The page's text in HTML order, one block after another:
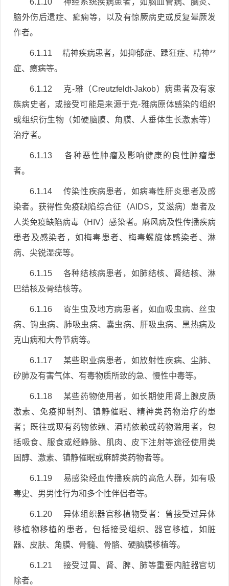
6.1.10 神经系统疾病患者，如脑血管病、脑炎、
脑外伤后遗症、癫痫等，以及有惊厥病史或反复晕厥发
作者。
6.1.11 精神疾病患者，如抑郁症、躁狂症、精神**
症、癔病等。
6.1.12 克-雅（Creutzfeldt-Jakob）病患者及有家
族病史者，或接受可能是来源于克-雅病原体感染的组织
或组织衍生物（如硬脑膜、角膜、人垂体生长激素等）
治疗者。
6.1.13 各种恶性肿瘤及影响健康的良性肿瘤患
者。
6.1.14 传染性疾病患者，如病毒性肝炎患者及感
染者。获得性免疫缺陷综合征（AIDS，艾滋病）患者及
人类免疫缺陷病毒（HIV）感染者。麻风病及性传播疾病
患者及感染者，如梅毒患者、梅毒螺旋体感染者、淋
病、尖锐湿疣等。
6.1.15 各种结核病患者，如肺结核、肾结核、淋
巴结核及骨结核等。
6.1.16 寄生虫及地方病患者，如血吸虫病、丝虫
病、钩虫病、肺吸虫病、囊虫病、肝吸虫病、黑热病及
克山病和大骨节病等。
6.1.17 某些职业病患者，如放射性疾病、尘肺、
矽肺及有害气体、有毒物质所致的急、慢性中毒等。
6.1.18 某些药物使用者，如长期使用肾上腺皮质
激素、免疫抑制剂、镇静催眠、精神类药物治疗的患
者；既往或现有药物依赖、酒精依赖或药物滥用者，包
括吸食、服食或经静脉、肌肉、皮下注射等途径使用类
固醇、激素、镇静催眠或麻醉类药物者等。
6.1.19 易感染经血传播疾病的高危人群，如有吸
毒史、男男性行为和多个性伴侣者等。
6.1.20 异体组织器官移植物受者：曾接受过异体
移植物移植的患者，包括接受组织、器官移植，如脏
器、皮肤、角膜、骨髓、骨骼、硬脑膜移植等。
6.1.21 接受过胃、肾、脾、肺等重要内脏器官切
除者。